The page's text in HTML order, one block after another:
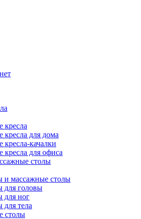
кресла
для дома
качалки
для офиса
столы
и массажные столы
для головы
для ног
тела
столы